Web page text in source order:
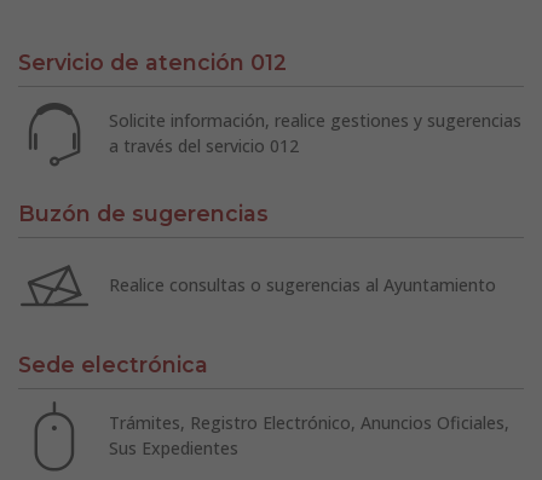
Servicio de atención 012
Solicite información, realice gestiones y sugerencias
a través del servicio 012
Buzón de sugerencias
Realice consultas o sugerencias al Ayuntamiento
Sede electrónica
Trámites, Registro Electrónico, Anuncios Oficiales,
Sus Expedientes